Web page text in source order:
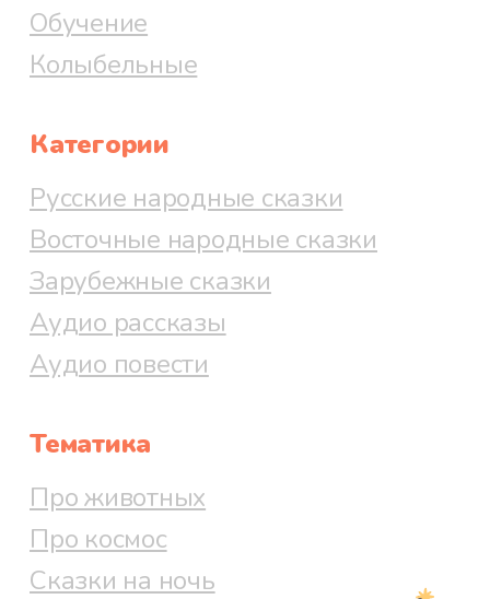
Обучение
Колыбельные
Категории
Русские народные сказки
Восточные народные сказки
Зарубежные сказки
Аудио рассказы
Аудио повести
Тематика
Про животных
Про космос
Сказки на ночь